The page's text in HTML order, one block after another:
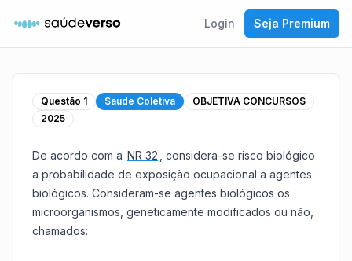
Login Seja Premium
Questão 1 Saude Coletiva
OBJETIVA CONCURSOS
2025
De acordo com a NR 32
, considera-se risco biológico
a probabilidade de exposição ocupacional a agentes
biológicos. Consideram-se agentes biológicos os
microorganismos, geneticamente modificados ou não,
chamados: